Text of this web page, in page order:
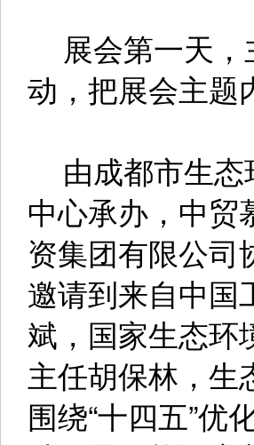
城市管理服务
展会第一天，
动，把展会主题